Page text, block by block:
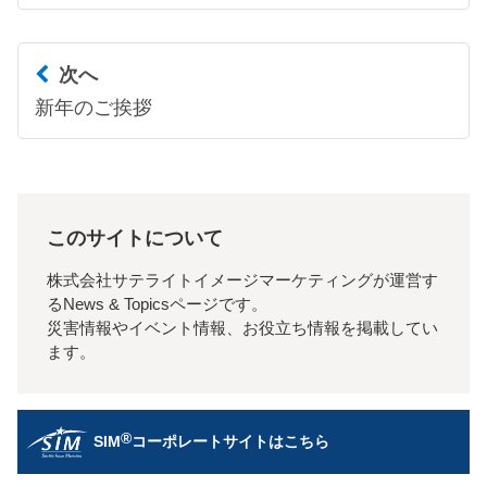
次へ
新年のご挨拶
このサイトについて
株式会社サテライトイメージマーケティングが運営す
るNews & Topicsページです。
災害情報やイベント情報、お役立ち情報を掲載してい
ます。
SIM®コーポレートサイトはこちら